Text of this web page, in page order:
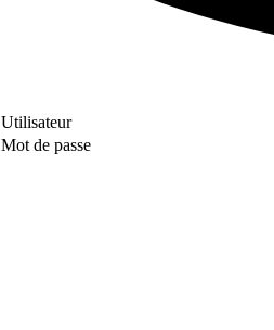
Utilisateur
Mot de passe